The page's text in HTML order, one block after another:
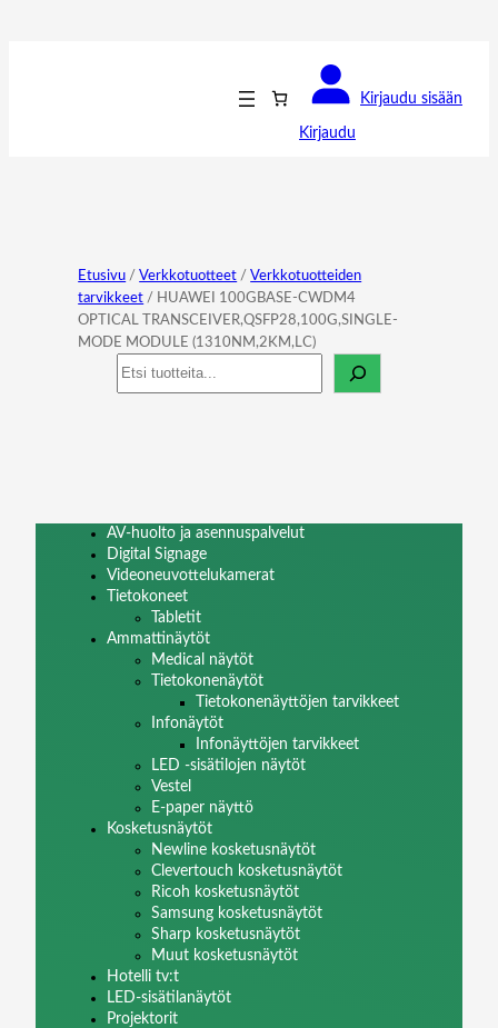
Kirjaudu
Kirjaudu sisään
Etusivu /Verkkotuotteet /Verkkotuotteiden
tarvikkeet / HUAWEI 100GBASE-CWDM4
OPTICAL TRANSCEIVER,QSFP28,100G,SINGLE-
MODE MODULE (1310NM,2KM,LC)
Haku
AV-huolto ja asennuspalvelut
Digital Signage
Videoneuvottelukamerat
Tietokoneet
Tabletit
Ammattinäytöt
Medical näytöt
Tietokonenäytöt
Tietokonenäyttöjen tarvikkeet
Infonäytöt
Infonäyttöjen tarvikkeet
LED -sisätilojen näytöt
Vestel
E-paper näyttö
Kosketusnäytöt
Newline kosketusnäytöt
Clevertouch kosketusnäytöt
Ricoh kosketusnäytöt
Samsung kosketusnäytöt
Sharp kosketusnäytöt
Muut kosketusnäytöt
Hotelli tv:t
LED-sisätilanäytöt
Projektorit